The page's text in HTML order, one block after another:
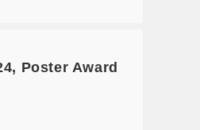
Poster Award